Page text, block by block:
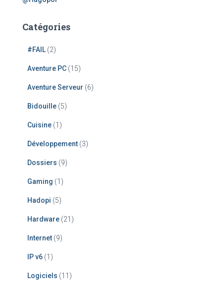
Catégories
#FAIL (2)
Aventure PC (15)
Aventure Serveur (6)
Bidouille (5)
Cuisine (1)
Développement (3)
Dossiers (9)
Gaming (1)
Hadopi (5)
Hardware (21)
Internet (9)
IP v6 (1)
Logiciels (11)